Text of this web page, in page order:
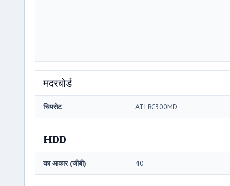
मदरबोर्ड
चिपसेट ATI RC300MD
HDD
का आकार (जीबी) 40